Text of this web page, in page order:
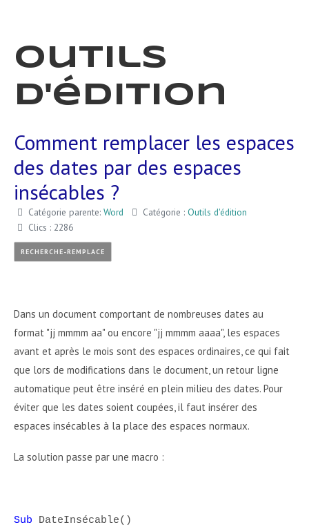
Outils
d'édition
Comment remplacer les espaces
des dates par des espaces
insécables ?
Catégorie parente: Word Catégorie : Outils d'édition
Clics : 2286
RECHERCHE-REMPLACE
Dans un document comportant de nombreuses dates au
format "jj mmmm aa" ou encore "jj mmmm aaaa", les espaces
avant et après le mois sont des espaces ordinaires, ce qui fait
que lors de modifications dans le document, un retour ligne
automatique peut être inséré en plein milieu des dates. Pour
éviter que les dates soient coupées, il faut insérer des
espaces insécables à la place des espaces normaux.
La solution passe par une macro :
Sub DateInsécable()